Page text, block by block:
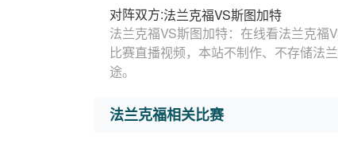
对阵双方:法兰克福VS斯图加特
法兰克福VS斯图加特：在线看法兰克福
比赛直播视频，本站不制作、不存储法
途。
法兰克福相关比赛